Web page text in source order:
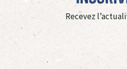
Recevez